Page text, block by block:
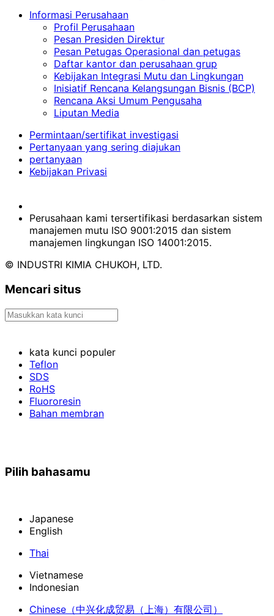
Informasi Perusahaan
Profil Perusahaan
Pesan Presiden Direktur
Pesan Petugas Operasional dan petugas
Daftar kantor dan perusahaan grup
Kebijakan Integrasi Mutu dan Lingkungan
Inisiatif Rencana Kelangsungan Bisnis (BCP)
Rencana Aksi Umum Pengusaha
Liputan Media
Permintaan/sertifikat investigasi
Pertanyaan yang sering diajukan
pertanyaan
Kebijakan Privasi
Perusahaan kami tersertifikasi berdasarkan sistem
manajemen mutu ISO 9001:2015 dan sistem
manajemen lingkungan ISO 14001:2015.
© INDUSTRI KIMIA CHUKOH, LTD.
Mencari situs
kata kunci populer
Teflon
SDS
RoHS
Fluororesin
Bahan membran
Pilih bahasamu
Japanese
English
Thai
Vietnamese
Indonesian
Chinese （中兴化成贸易（上海）有限公司）